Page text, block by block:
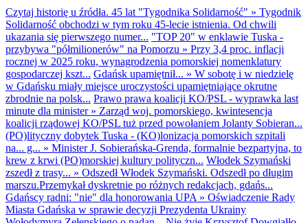
Czytaj historię u źródła. 45 lat "Tygodnika Solidarność" » Tygodnik
Solidarność obchodzi w tym roku 45-lecie istnienia. Od chwili
ukazania się pierwszego numer... "TOP 20" w enklawie Tuska -
przybywa "półmilionerów" na Pomorzu » Przy 3,4 proc. inflacji
rocznej w 2025 roku, wynagrodzenia pomorskiej nomenklatury
gospodarczej kszt... Gdańsk upamiętnił... » W sobotę i w niedzielę
w Gdańsku miały miejsce uroczystości upamiętniające okrutne
zbrodnie na polsk... Prawo prawa koalicji KO/PSL - wyprawka last
minute dla minister» Zarząd woj. pomorskiego, kwintesencja
koalicji rządowej KO/PSL tuż przed powołaniem Jolanty Sobieran...
(PO)lityczny dobytek Tuska - (KO)lonizacja pomorskich szpitali
na... g... » Minister J. Sobierańska-Grenda, formalnie bezpartyjna, to
krew z krwi (PO)morskiej kultury polityczn... Włodek Szymański
zszedł z trasy... » Odszedł Włodek Szymański. Odszedł po długim
marszu.Przemykał dyskretnie po różnych redakcjach, gdańs...
Gdańscy radni: "nie" dla honorowania UPA » Oświadczenie Rady
Miasta Gdańska w sprawie decyzji Prezydenta Ukrainy